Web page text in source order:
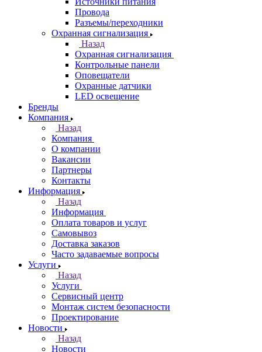
Провода
Разъемы/переходники
Охранная сигнализация
Назад
Охранная сигнализация
Контрольные панели
Оповещатели
Охранные датчики
LED освещение
Бренды
Компания
Назад
Компания
О компании
Вакансии
Партнеры
Контакты
Информация
Назад
Информация
Оплата товаров и услуг
Самовывоз
Доставка заказов
Часто задаваемые вопросы
Услуги
Назад
Услуги
Сервисный центр
Монтаж систем безопасности
Проектирование
Новости
Назад
Новости